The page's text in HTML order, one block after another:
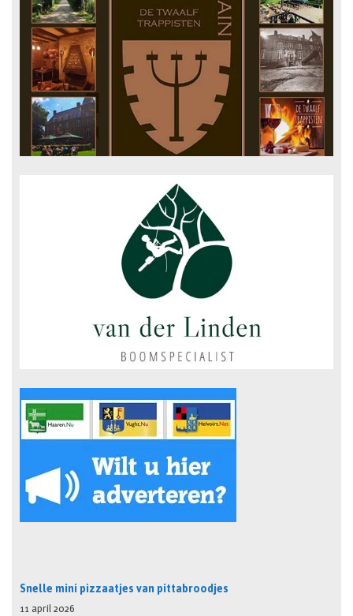
Snelle mini pizzaatjes van pittabroodjes
11 april 2026